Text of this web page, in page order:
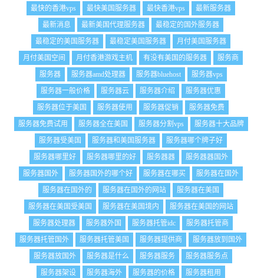
最快的香港vps
最快美国服务器 最快香港vps
最新服务器
最新消息
最新美国代理服务器
最稳定的国外服务器
最稳定的美国服务器
最稳定美国服务器
月付美国服务器
月付美国空间
月付香港游戏主机 有没有美国的服务器
服务商
服务器
服务器amd处理器 服务器bluehost
服务器vps
服务器一般价格
服务器云 服务器介绍
服务器优惠
服务器位于美国
服务器使用 服务器促销
服务器免费
服务器免费试用
服务器全在美国 服务器分割vps
服务器十大品牌
服务器受美国
服务器和美国服务器
服务器哪个牌子好
服务器哪里好
服务器哪里的好 服务器器
服务器器国外
服务器国外
服务器国外的哪个好 服务器在哪买
服务器在国外
服务器在国外的
服务器在国外的网站
服务器在美国
服务器在美国受美国
服务器在美国境内
服务器在美国的网站
服务器处理器
服务器外国 服务器托管idc
服务器托管商
服务器托管国外
服务器托管美国 服务器提供商
服务器放到国外
服务器放国外
服务器是什么 服务器服务
服务器服务点
服务器架设
服务器海外 服务器的价格
服务器租用